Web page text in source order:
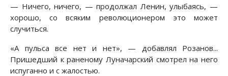
— Ничего, ничего, — продолжал Ленин, улыбаясь, —
хорошо, со всяким революционером это может
случиться.
«А пульса все нет и нет», — добавлял Розанов...
Пришедший к раненому Луначарский смотрел на него
испуганно и с жалостью.